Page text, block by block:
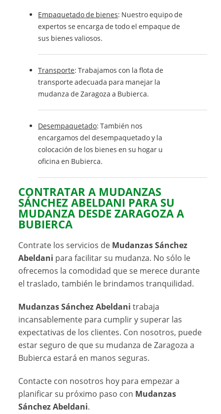
Empaquetado de bienes: Nuestro equipo de
expertos se encarga de todo el empaque de
sus bienes valiosos.
Transporte: Trabajamos con la flota de
transporte adecuada para manejar la
mudanza de Zaragoza a Bubierca.
Desempaquetado: También nos
encargamos del desempaquetado y la
colocación de los bienes en su hogar u
oficina en Bubierca.
CONTRATAR A MUDANZAS
SÁNCHEZ ABELDANI PARA SU
MUDANZA DESDE ZARAGOZA A
BUBIERCA
Contrate los servicios de Mudanzas Sánchez
Abeldani para facilitar su mudanza. No sólo le
ofrecemos la comodidad que se merece durante
el traslado, también le brindamos tranquilidad.
Mudanzas Sánchez Abeldani trabaja
incansablemente para cumplir y superar las
expectativas de los clientes. Con nosotros, puede
estar seguro de que su mudanza de Zaragoza a
Bubierca estará en manos seguras.
Contacte con nosotros hoy para empezar a
planificar su próximo paso con Mudanzas
Sánchez Abeldani.